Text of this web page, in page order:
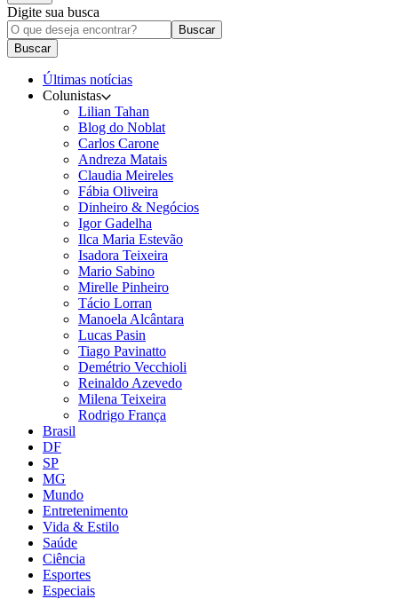
Digite sua busca
Buscar
Buscar
Últimas notícias
Colunistas
Lilian Tahan
Blog do Noblat
Carlos Carone
Andreza Matais
Claudia Meireles
Fábia Oliveira
Dinheiro & Negócios
Igor Gadelha
Ilca Maria Estevão
Isadora Teixeira
Mario Sabino
Mirelle Pinheiro
Tácio Lorran
Manoela Alcântara
Lucas Pasin
Tiago Pavinatto
Demétrio Vecchioli
Reinaldo Azevedo
Milena Teixeira
Rodrigo França
Brasil
DF
SP
MG
Mundo
Entretenimento
Vida & Estilo
Saúde
Ciência
Esportes
Especiais